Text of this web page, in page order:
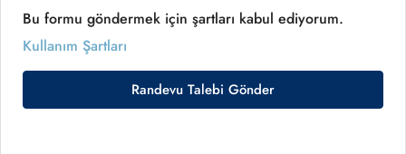
Bu formu göndermek için şartları kabul ediyorum.
Kullanım Şartları
Randevu Talebi Gönder